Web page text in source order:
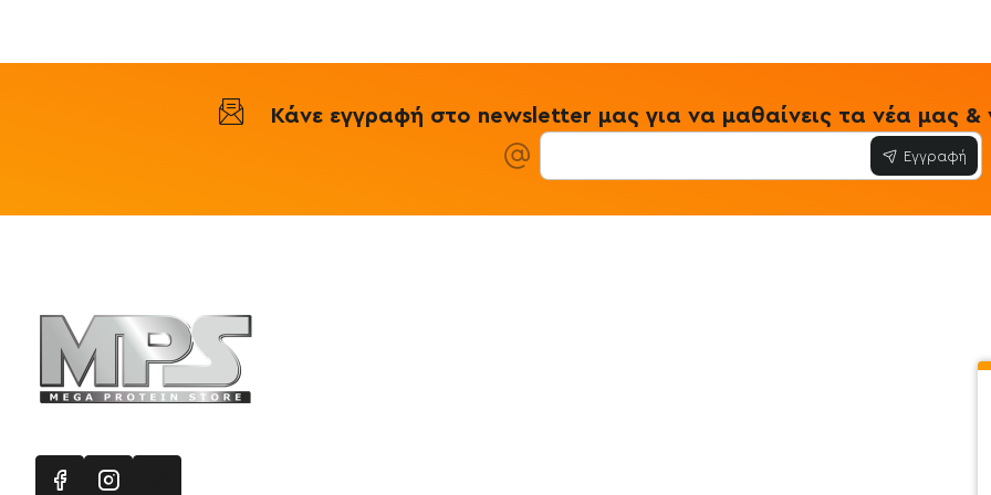
Κάνε εγγραφή στο newsletter μας για να μαθαίνεις τα νέα μας
Εγγραφή
Τρόποι